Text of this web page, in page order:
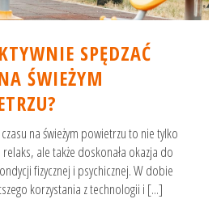
SPĘDZAĆ
ŚWIEŻYM
na świeżym powietrzu to nie tylko
ale także doskonała okazja do
fizycznej i psychicznej. W dobie
korzystania z technologii i [...]